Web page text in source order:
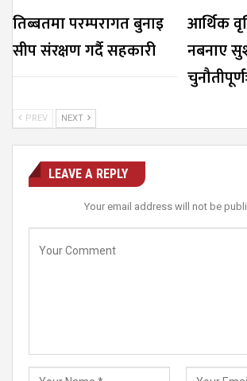
तिब्बतमा परम्परागत बुनाइ
सीप संरक्षण गर्दै सहकारी
आर्थिक
नबनाए
PREV NEXT
LEAVE A REPLY
Your email address will not be